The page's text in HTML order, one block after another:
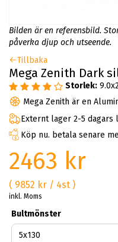
Bilden är en referensbild.
påverka djup och utseende.
Tillbaka
Mega Zenith Dark
Storlek:
Mega Zenith är en
Externt lager 2-5 dagars
Köp nu. betala senare
2463 kr
( 9852 kr / 4st )
inkl. Moms
Bultmönster